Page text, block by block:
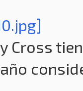
Cross